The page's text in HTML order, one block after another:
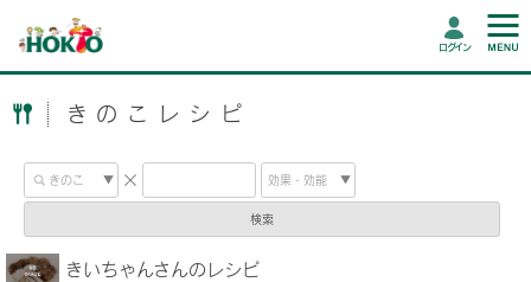
ログイン
きのこレシピ
検索
きいちゃんさんのレシピ